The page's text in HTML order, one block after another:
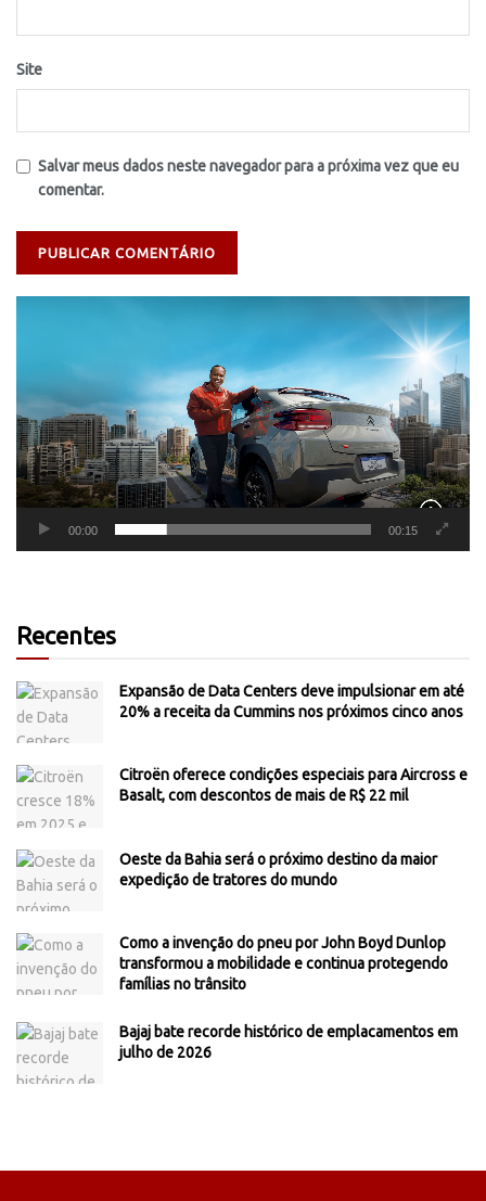
Site
Salvar meus dados neste navegador para a próxima vez que eu
comentar.
00:00 00:15
Recentes
Expansão de Data Centers deve impulsionar em até
20% a receita da Cummins nos próximos cinco anos
Citroën oferece condições especiais para Aircross e
Basalt, com descontos de mais de R$ 22 mil
Oeste da Bahia será o próximo destino da maior
expedição de tratores do mundo
Como a invenção do pneu por John Boyd Dunlop
transformou a mobilidade e continua protegendo
famílias no trânsito
Bajaj bate recorde histórico de emplacamentos em
julho de 2026